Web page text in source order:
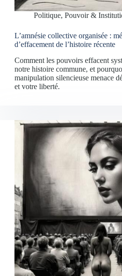
Politique, Pouvoir &
L’amnésie collective organisée :
d’effacement de l’histoire récente
Comment les pouvoirs effacent
notre histoire commune, et
manipulation silencieuse menace
et votre liberté.